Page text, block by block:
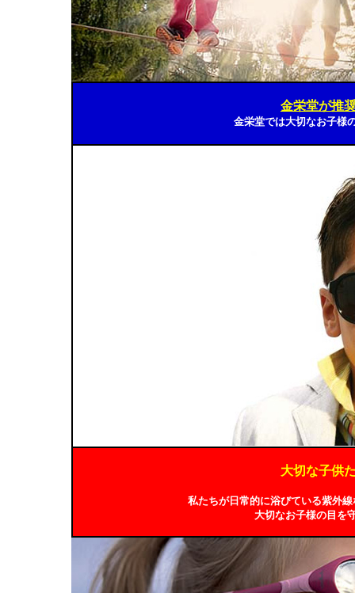
金栄堂が推
金栄堂では大切なお子様
大切な子供
私たちが日常的に浴びている紫外
大切なお子様の目を